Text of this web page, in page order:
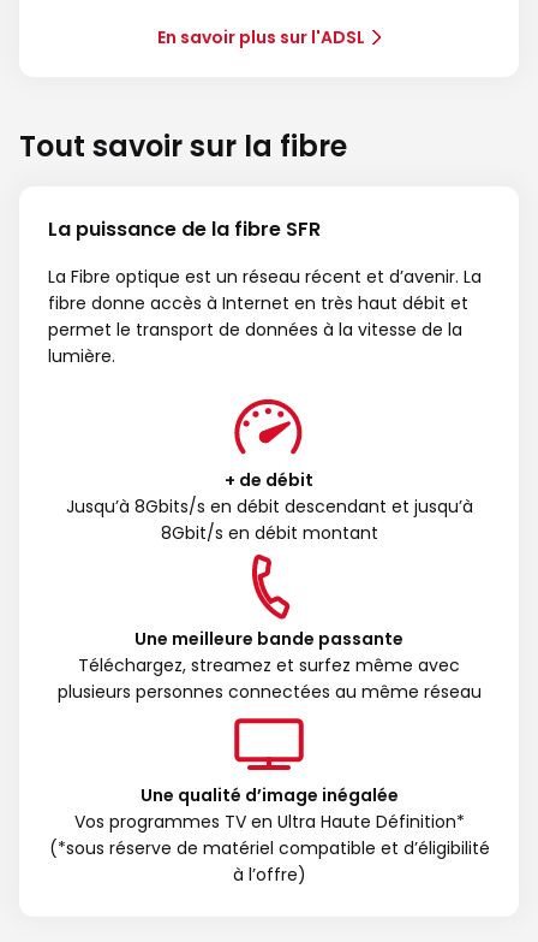
En savoir plus sur l'ADSL
Tout savoir sur la fibre
La puissance de la fibre SFR
La Fibre optique est un réseau récent et d’avenir. La
fibre donne accès à Internet en très haut débit et
permet le transport de données à la vitesse de la
lumière.
+ de débit
Jusqu’à 8Gbits/s en débit descendant et jusqu’à
8Gbit/s en débit montant
Une meilleure bande passante
Téléchargez, streamez et surfez même avec
plusieurs personnes connectées au même réseau
Une qualité d’image inégalée
Vos programmes TV en Ultra Haute Définition*
(*sous réserve de matériel compatible et d’éligibilité
à l’offre)